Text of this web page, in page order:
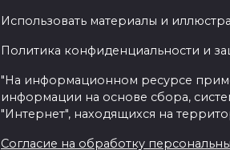
Использовать материалы и
Политика конфиденциальности и
"На информационном ресурсе
информации на основе сбора,
"Интернет", находящихся на
Согласие на обработку